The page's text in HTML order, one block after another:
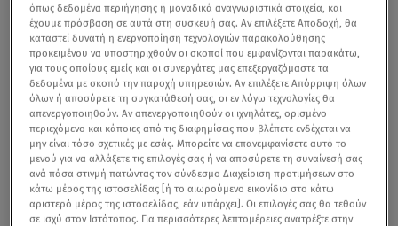
όπως δεδομένα περιήγησης ή μοναδικά αναγνωριστικά στοιχεία, και
έχουμε πρόσβαση σε αυτά στη συσκευή σας. Αν επιλέξετε Αποδοχή, θα
καταστεί δυνατή η ενεργοποίηση τεχνολογιών παρακολούθησης
προκειμένου να υποστηριχθούν οι σκοποί που εμφανίζονται παρακάτω,
για τους οποίους εμείς και οι συνεργάτες μας επεξεργαζόμαστε τα
δεδομένα με σκοπό την παροχή υπηρεσιών. Αν επιλέξετε Απόρριψη όλων
όλων ή αποσύρετε τη συγκατάθεσή σας, οι εν λόγω τεχνολογίες θα
απενεργοποιηθούν. Αν απενεργοποιηθούν οι ιχνηλάτες, ορισμένο
περιεχόμενο και κάποιες από τις διαφημίσεις που βλέπετε ενδέχεται να
μην είναι τόσο σχετικές με εσάς. Μπορείτε να επανεμφανίσετε αυτό το
μενού για να αλλάξετε τις επιλογές σας ή να αποσύρετε τη συναίνεσή σας
ανά πάσα στιγμή πατώντας τον σύνδεσμο Διαχείριση προτιμήσεων στο
κάτω μέρος της ιστοσελίδας [ή το αιωρούμενο εικονίδιο στο κάτω
αριστερό μέρος της ιστοσελίδας, εάν υπάρχει]. Οι επιλογές σας θα τεθούν
σε ισχύ στον Ιστότοπος. Για περισσότερες λεπτομέρειες ανατρέξτε στην